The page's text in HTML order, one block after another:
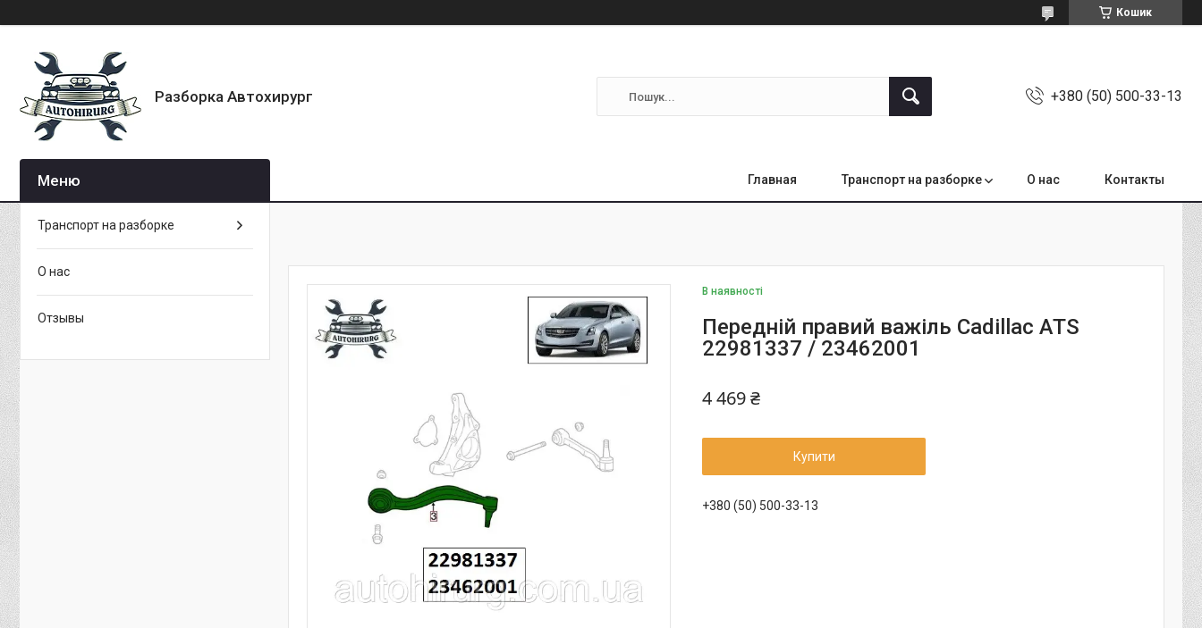
Кошик
Разборка Автохирург +380 (50) 500-33-13
Главная Транспорт на разборке О нас Контакты
В наявності
Передній правий важіль Cadillac ATS
22981337 / 23462001
4 469 ₴
Купити
+380 (50) 500-33-13
Транспорт на разборке
О нас
Отзывы